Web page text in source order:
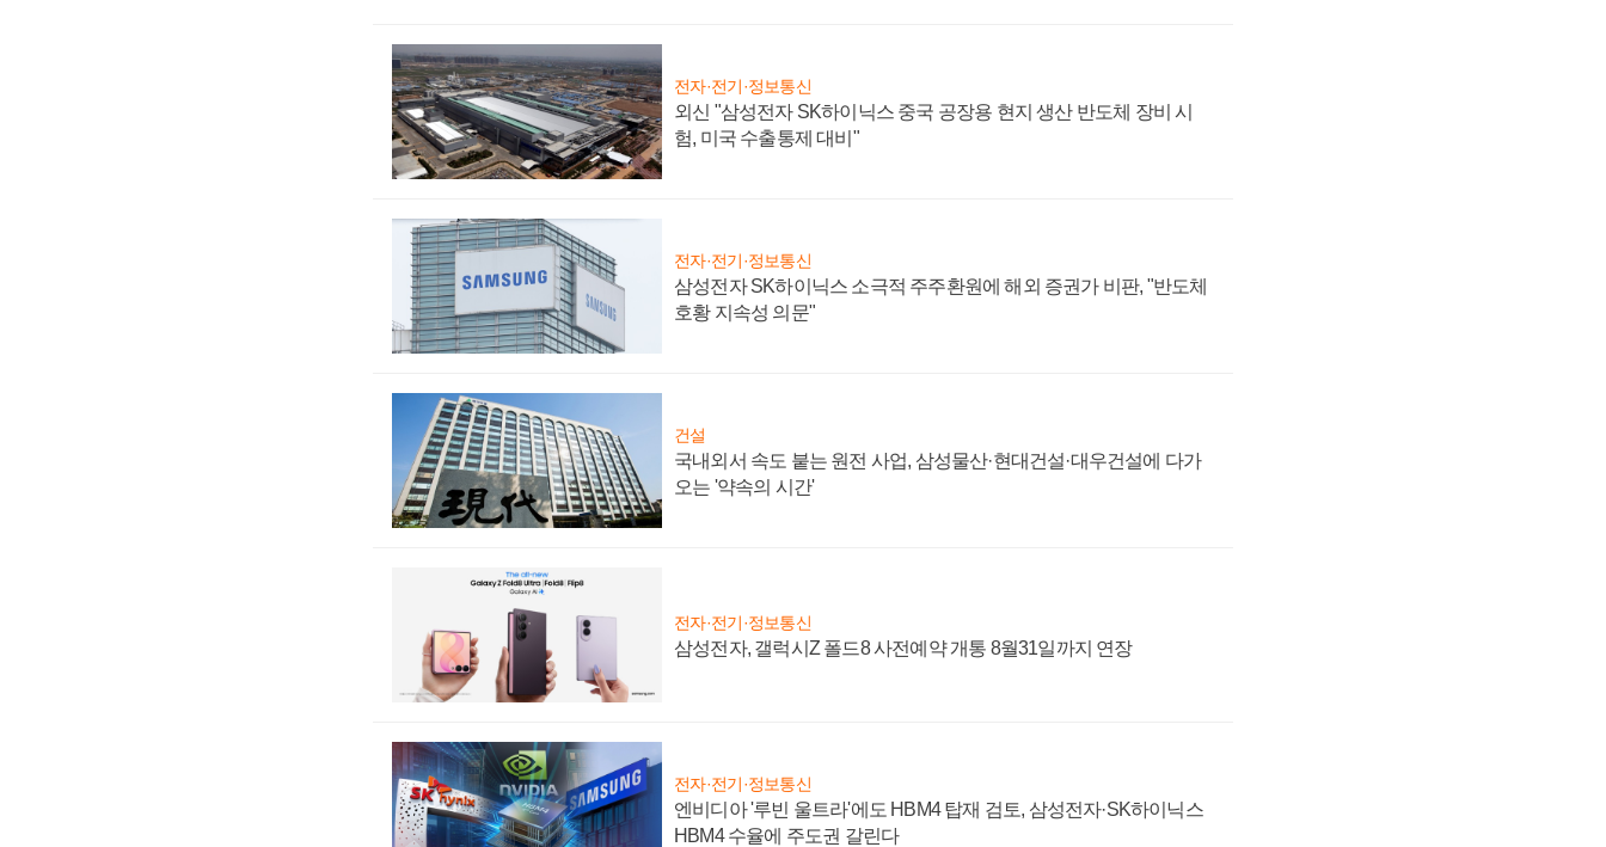
전자·전기·정보통신
외신 "삼성전자 SK하이닉스 중국 공장용 현지 생산 반도체 장비 시
험, 미국 수출통제 대비"
전자·전기·정보통신
삼성전자 SK하이닉스 소극적 주주환원에 해외 증권가 비판, "반도체
호황 지속성 의문"
건설
국내외서 속도 붙는 원전 사업, 삼성물산·현대건설·대우건설에 다가
오는 '약속의 시간'
전자·전기·정보통신
삼성전자, 갤럭시Z 폴드8 사전예약 개통 8월31일까지 연장
전자·전기·정보통신
엔비디아 '루빈 울트라'에도 HBM4 탑재 검토, 삼성전자·SK하이닉스
HBM4 수율에 주도권 갈린다